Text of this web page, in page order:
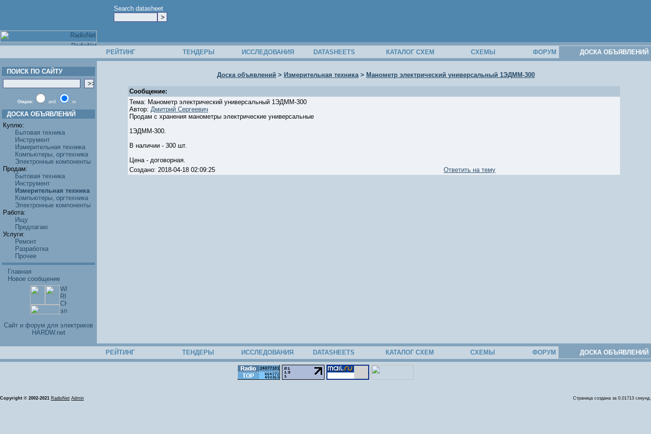
Search datasheet
РЕЙТИНГ ТЕНДЕРЫ ИССЛЕДОВАНИЯ DATASHEETS КАТАЛОГ СХЕМ СХЕМЫ ФОРУМ ДОСКА ОБЪЯВЛЕНИЙ
ПОИСК ПО САЙТУ
Опции: and or
ДОСКА ОБЪЯВЛЕНИЙ
Куплю:
Бытовая техника
Инструмент
Измерительная техника
Компьютеры, оргтехника
Электронные компоненты
Продам:
Бытовая техника
Инструмент
Измерительная техника
Компьютеры, оргтехника
Электронные компоненты
Работа:
Ищу
Предлагаю
Услуги:
Ремонт
Разработка
Прочее
Главная
Новое сообщение
Cайт и форум для электриков
HARDW.net
Доска объявлений > Измерительная техника> Манометр электрический универсальный 1ЭДММ-300
Сообщение:
Тема: Манометр электрический универсальный 1ЭДММ-300
Автор: Дмитрий Сергеевич
Продам с хранения манометры электрические универсальные
1ЭДММ-300.
В наличии - 300 шт.
Цена - договорная.
Создано: 2018-04-18 02:09:25
Ответить на тему
РЕЙТИНГ ТЕНДЕРЫ ИССЛЕДОВАНИЯ DATASHEETS КАТАЛОГ СХЕМ СХЕМЫ ФОРУМ ДОСКА ОБЪЯВЛЕНИЙ
Copyright © 2002-2021 RadioNet Admin Страница создана за 0,01713 секунд.